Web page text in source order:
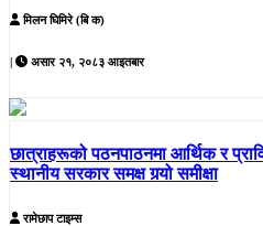
मिलन घिमिरे (बि क)
| असार २१, २०८३ आइतबार
छात्राहरूको पठनपाठनमा आर्थिक र
स्थानीय सरकार समक्ष गर्‍यो समीक्षा
रामेछाप टाइम्स